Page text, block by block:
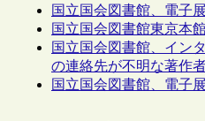
国立国会図書館、電子
国立国会図書館東京本
国立国会図書館、イン
の連絡先が不明な著作
国立国会図書館、電子